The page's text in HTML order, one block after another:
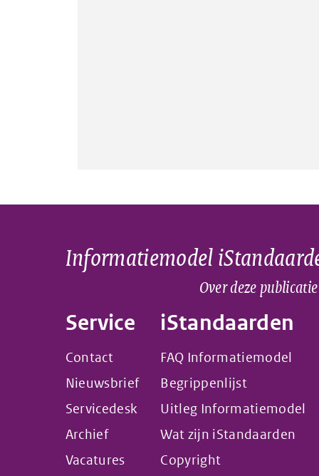
Informatiemodel
Over deze publicatie
Service
Contact
Nieuwsbrief
Servicedesk
Archief
Vacatures
iStandaarden
FAQ Informatiemodel
Begrippenlijst
Uitleg Informatiemodel
Wat zijn iStandaarden
Copyright